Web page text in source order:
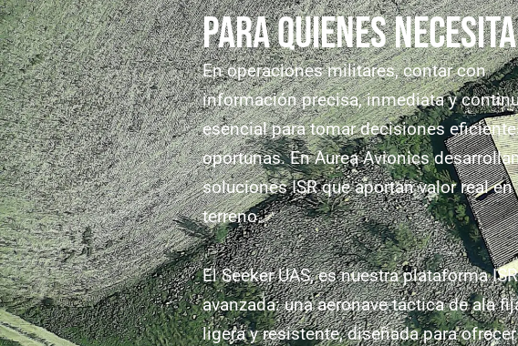
PARA QUIENES
En operaciones militares, contar con
información precisa, inmediata y
esencial para tomar decisiones
oportunas. En Aurea Avionics
soluciones ISR que aportan valor real en
terreno.
El Seeker UAS, es nuestra plataforma
avanzada: una aeronave táctica de ala
ligera y resistente, diseñada para ofrecer